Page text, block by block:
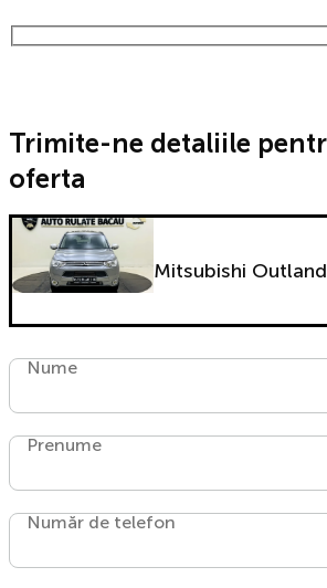
Trimite-ne detaliile
oferta
Mitsubishi
Nume
Prenume
Număr de telefon